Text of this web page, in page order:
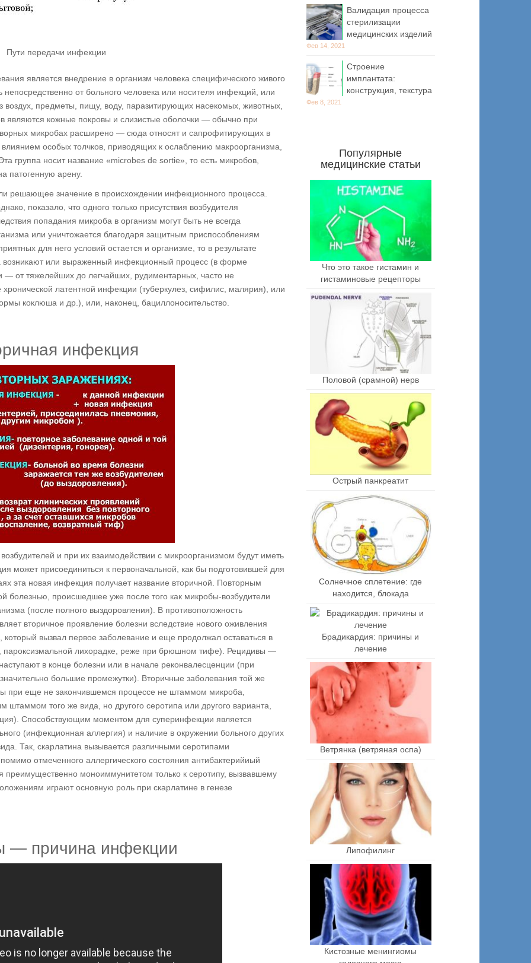
Пути передачи инфекции
является внедрение в организм человека специфического живого
от больного человека или носителя инфекций, или
воздух, предметы, пищу, воду, паразитирующих насекомых, животных,
являются кожные покровы и слизистые оболочки — обычно при
микробах расширено — сюда относят и сапрофитирующих в
особых толчков, приводящих к ослаблению макроорганизма,
группа носит название «microbes de sortie», то есть микробов,
патогенную арену.
решающее значение в происхождении инфекционного процесса.
показало, что одного только присутствия возбудителя
попадания микроба в организм могут быть не всегда
или уничтожается благодаря защитным приспособлениям
для него условий остается и организме, то в результате
возникают или выраженный инфекционный процесс (в форме
— от тяжелейших до легчайших, рудиментарных, часто не
латентной инфекции (туберкулез, сифилис, малярия), или
коклюша и др.), или, наконец, бациллоносительство.
инфекция
и при их взаимодействии с микроорганизмом будут иметь
может присоединиться к первоначальной, как бы подготовившей для
эта новая инфекция получает название вторичной. Повторным
болезнью, происшедшее уже после того как микробы-возбудители
(после полного выздоровления). В противоположность
вторичное проявление болезни вследствие нового оживления
который вызвал первое заболевание и еще продолжал оставаться в
пароксизмальной лихорадке, реже при брюшном тифе). Рецидивы —
в конце болезни или в начале реконвалесценции (при
большие промежутки). Вторичные заболевания той же
при еще не закончившемся процессе не штаммом микроба,
штаммом того же вида, но другого серотипа или другого варианта,
Способствующим моментом для суперинфекции является
(инфекционная аллергия) и наличие в окружении больного других
Так, скарлатина вызывается различными серотипами
отмеченного аллергического состояния антибактерийиый
преимущественно моноиммунитетом только к серотипу, вызвавшему
играют основную роль при скарлатине в генезе
— причина инфекции
Валидация процесса
стерилизации
медицинских изделий
Фев 14, 2021
Строение
имплантата:
конструкция, текстура
Фев 8, 2021
Популярные
медицинские статьи
Что это такое гистамин и
гистаминовые рецепторы
Половой (срамной) нерв
Острый панкреатит
Солнечное сплетение: где
находится, блокада
Брадикардия: причины и
лечение
Ветрянка (ветряная оспа)
Липофилинг
Кистозные менингиомы